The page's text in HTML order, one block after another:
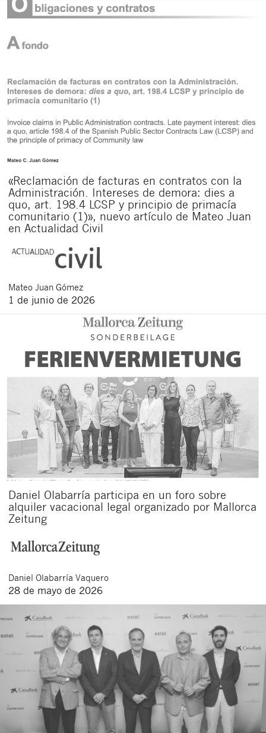
«Reclamación de facturas en contratos con la
Administración. Intereses de demora: dies a
quo, art. 198.4 LCSP y principio de primacía
comunitario (1)», nuevo artículo de Mateo Juan
en Actualidad Civil
Mateo Juan Gómez
1 de junio de 2026
Daniel Olabarría participa en un foro sobre
alquiler vacacional legal organizado por Mallorca
Zeitung
Daniel Olabarría Vaquero
28 de mayo de 2026
Cerrar